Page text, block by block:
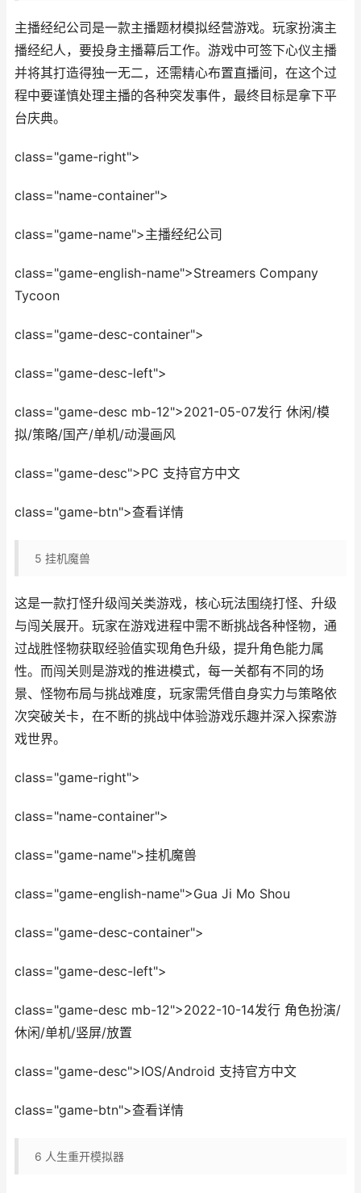
主播经纪公司是一款主播题材模拟经营游戏。玩家扮演主
播经纪人，要投身主播幕后工作。游戏中可签下心仪主播
并将其打造得独一无二，还需精心布置直播间，在这个过
程中要谨慎处理主播的各种突发事件，最终目标是拿下平
台庆典。
class="game-right">
class="name-container">
class="game-name">主播经纪公司
class="game-english-name">Streamers Company
Tycoon
class="game-desc-container">
class="game-desc-left">
class="game-desc mb-12">2021-05-07发行 休闲/模
拟/策略/国产/单机/动漫画风
class="game-desc">PC 支持官方中文
class="game-btn">查看详情
5 挂机魔兽
这是一款打怪升级闯关类游戏，核心玩法围绕打怪、升级
与闯关展开。玩家在游戏进程中需不断挑战各种怪物，通
过战胜怪物获取经验值实现角色升级，提升角色能力属
性。而闯关则是游戏的推进模式，每一关都有不同的场
景、怪物布局与挑战难度，玩家需凭借自身实力与策略依
次突破关卡，在不断的挑战中体验游戏乐趣并深入探索游
戏世界。
class="game-right">
class="name-container">
class="game-name">挂机魔兽
class="game-english-name">Gua Ji Mo Shou
class="game-desc-container">
class="game-desc-left">
class="game-desc mb-12">2022-10-14发行 角色扮演/
休闲/单机/竖屏/放置
class="game-desc">IOS/Android 支持官方中文
class="game-btn">查看详情
6 人生重开模拟器